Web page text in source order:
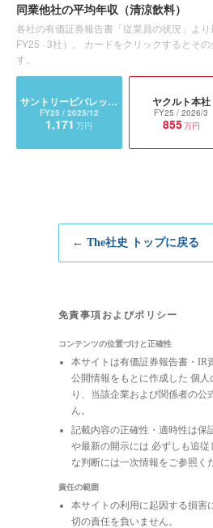
同業他社の平均年収 （清涼飲料）
各社の有価証券報告書「従業員の状況」よ
FY25 · 3社）。 カードをクリックするとそ
す。
サントリービバレッジ&フード
FY25 / 2025/12
1,171 万円
ヤクルト本社
FY25 / 2026/3
855万円
← The社史 トップに戻る
免責事項およびポリシー
コンテンツの位置づけと正確性
本サイトは有価証券報告書・IR
公開情報をもとに作成した 個人
り、当該企業および関係者の公
ん。
記載内容の正確性・適時性は保
や最新の開示には 必ずしも追
な判断には一次情報をご参照く
責任の範囲
本サイトの利用に起因する損害
切の責任を負いません。